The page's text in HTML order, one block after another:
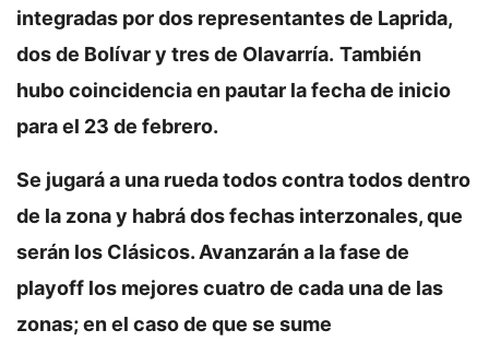
integradas por dos representantes de Laprida,
dos de Bolívar y tres de Olavarría. También
hubo coincidencia en pautar la fecha de inicio
para el 23 de febrero.
Se jugará a una rueda todos contra todos dentro
de la zona y habrá dos fechas interzonales, que
serán los Clásicos. Avanzarán a la fase de
playoff los mejores cuatro de cada una de las
zonas; en el caso de que se sume